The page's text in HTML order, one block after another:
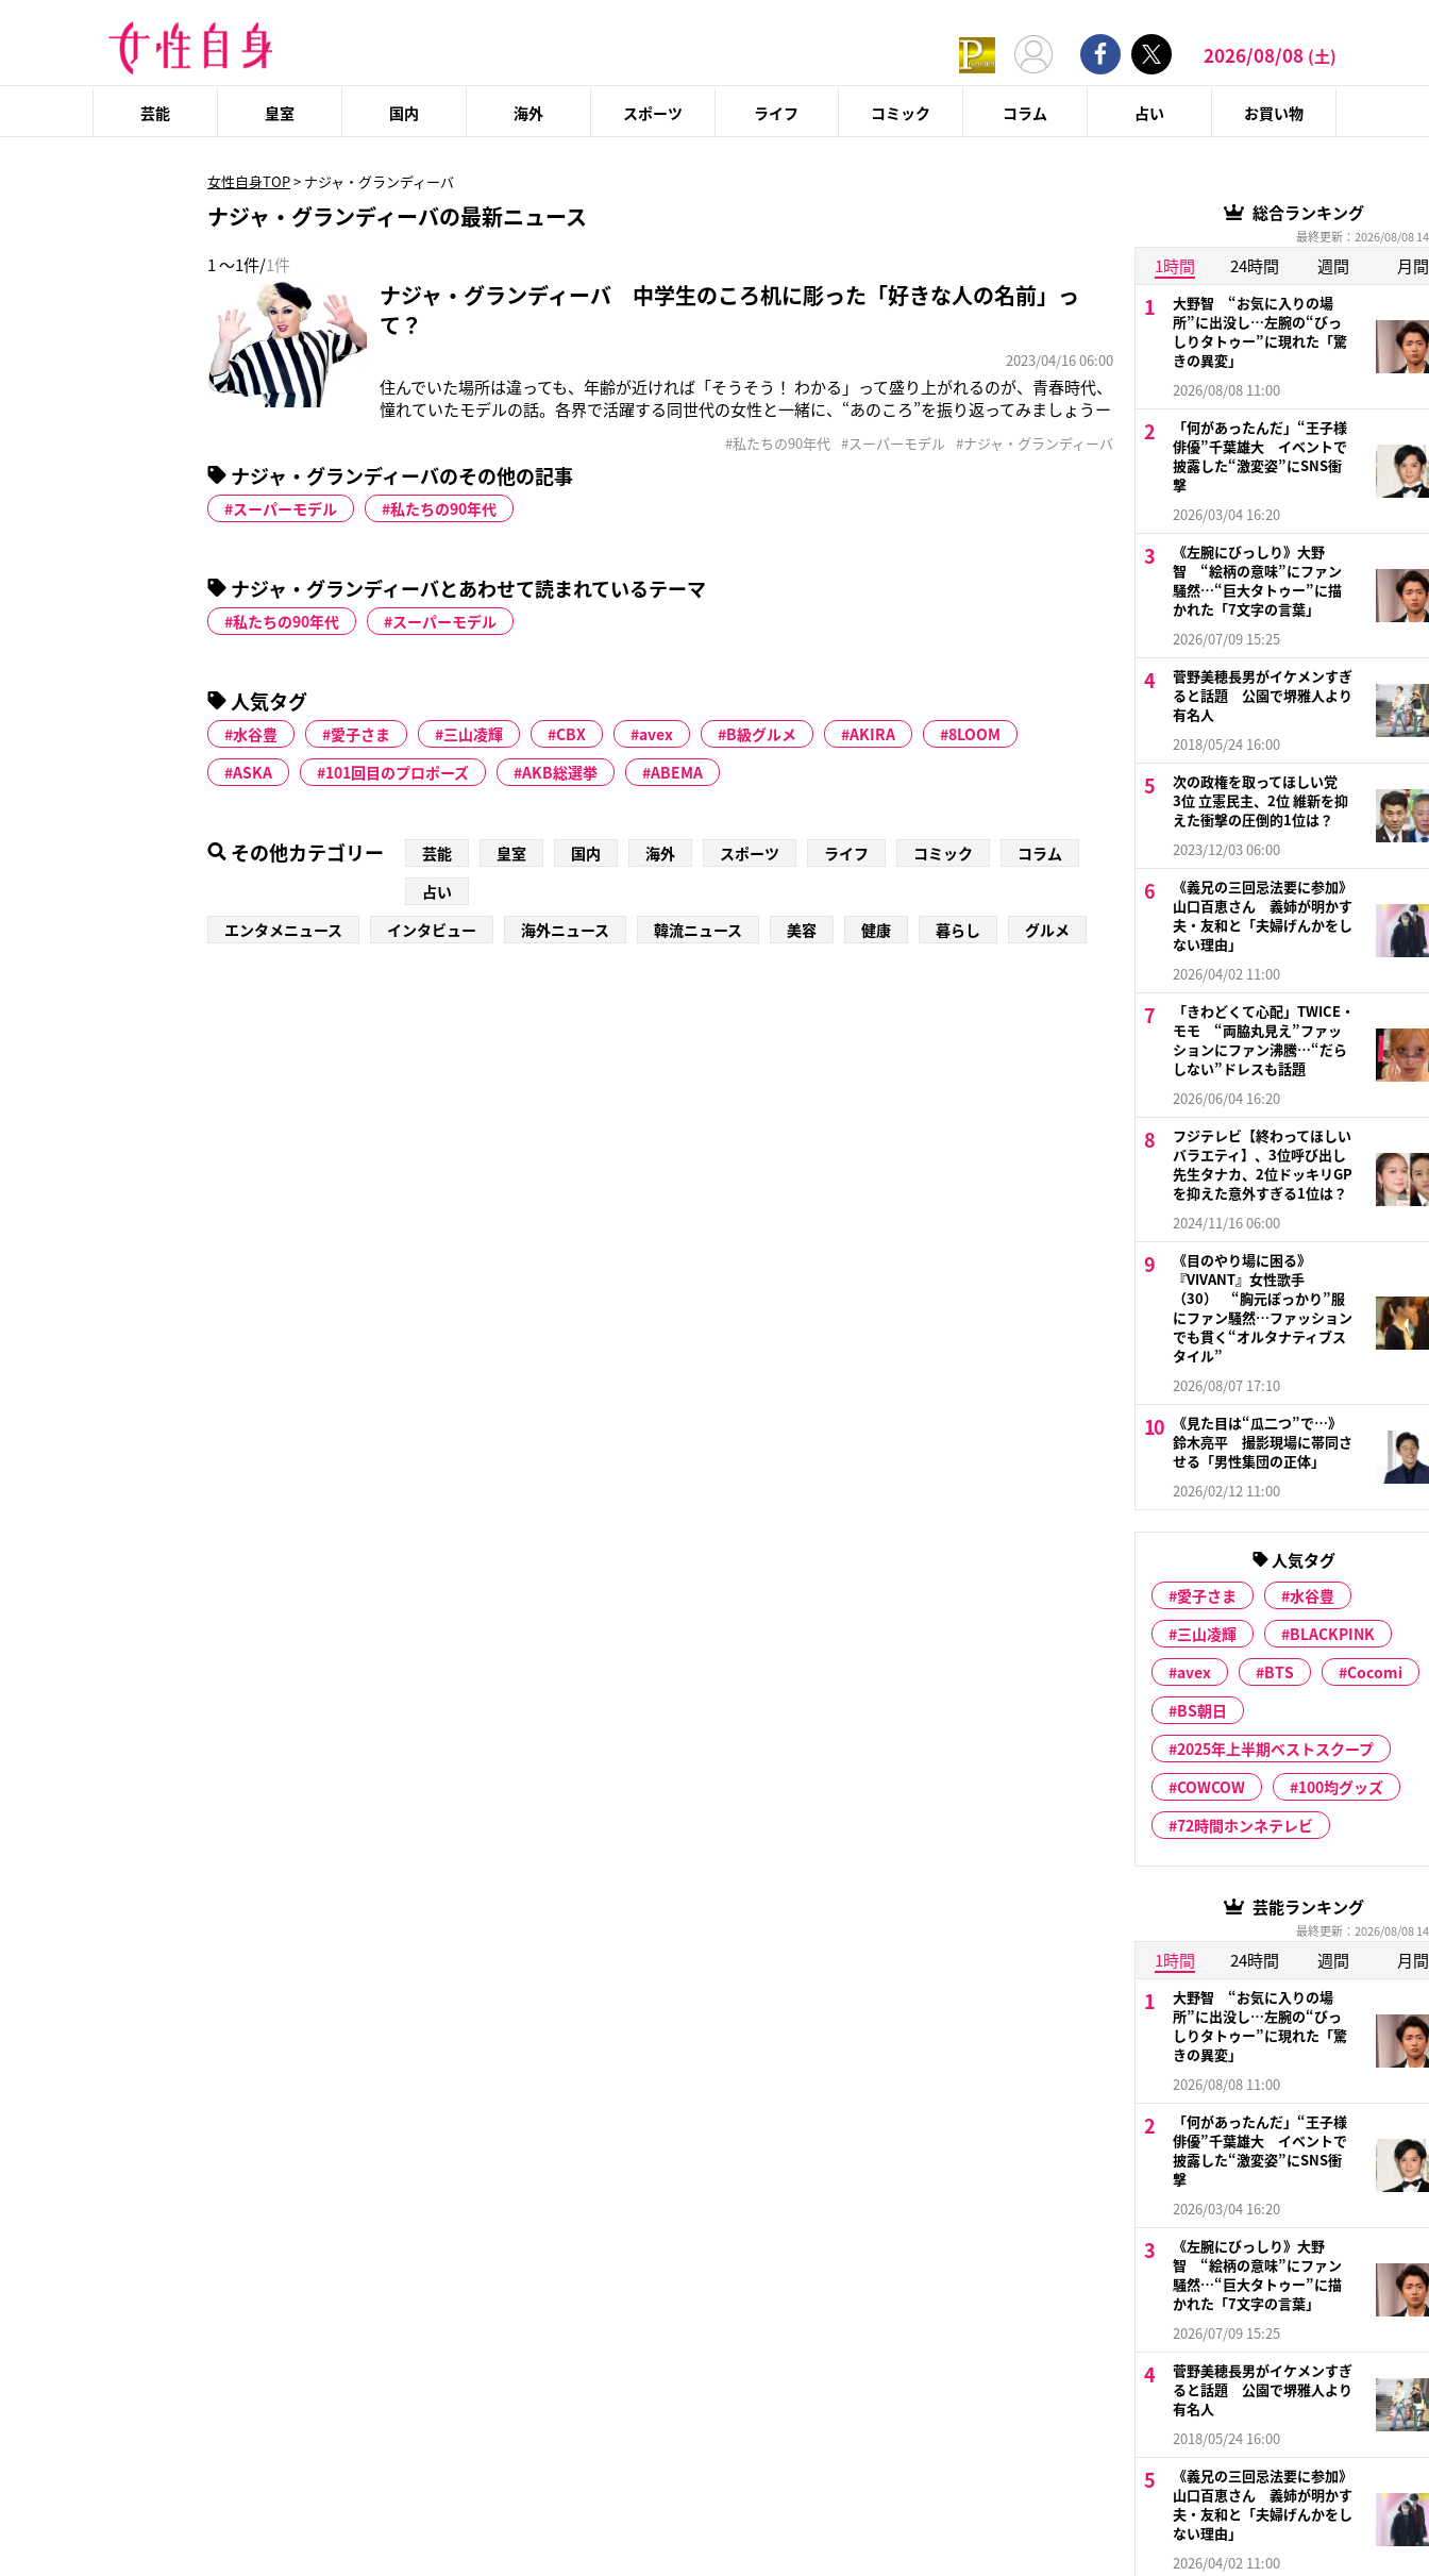
2026/08/08 (土)
芸能 皇室 国内 海外 スポーツ ライフ コミック コラム 占い お買い物
女性自身TOP> ナジャ・グランディーバ
ナジャ・グランディーバの最新ニュース
1 ～1件/1件
ナジャ・グランディーバ 中学生のころ机に彫った「好きな人の名前」っ
て？
2023/04/16 06:00
住んでいた場所は違っても、年齢が近ければ「そうそう！ わかる」って盛り上がれるのが、青春時代、
憧れていたモデルの話。各界で活躍する同世代の女性と一緒に、“あのころ”を振り返ってみましょうー
ます。実は、私の『ナジャ』という名前も、身長180センチで異次元の美しさと言われた、スーパーモ
デルのナジャ・アウアマン
#私たちの90年代 #スーパーモデル #ナジャ・グランディーバ
ナジャ・グランディーバのその他の記事
スーパーモデル 私たちの90年代
ナジャ・グランディーバとあわせて読まれているテーマ
私たちの90年代 スーパーモデル
人気タグ
水谷豊 愛子さま 三山凌輝 CBX avex B級グルメ AKIRA
8LOOM
ASKA
101回目のプロポーズ AKB総選挙 ABEMA
その他カテゴリー 芸能 皇室 国内 海外 スポーツ ライフ コミック
コラム
占い
エンタメニュース
インタビュー 海外ニュース 韓流ニュース 美容 健康 暮らし グルメ
総合ランキング
最終更新：2026/08/08
1時間 24時間 週間 月間
大野智 “お気に入りの場
所”に出没し…左腕の“びっ
しりタトゥー”に現れた「驚
きの異変」
2026/08/08 11:00
「何があったんだ」“王子様
俳優”千葉雄大 イベントで
披露した“激変姿”にSNS衝
撃
2026/03/04 16:20
《左腕にびっしり》大野
智 “絵柄の意味”にファン
騒然…“巨大タトゥー”に描
かれた「7文字の言葉」
2026/07/09 15:25
菅野美穂長男がイケメンすぎ
ると話題 公園で堺雅人より
有名人
2018/05/24 16:00
次の政権を取ってほしい党
3位 立憲民主、2位 維新を抑
えた衝撃の圧倒的1位は？
2023/12/03 06:00
《義兄の三回忌法要に参加》
山口百恵さん 義姉が明かす
夫・友和と「夫婦げんかをし
ない理由」
2026/04/02 11:00
「きわどくて心配」TWICE・
モモ “両脇丸見え”ファッ
ションにファン沸騰…“だら
しない”ドレスも話題
2026/06/04 16:20
フジテレビ【終わってほしい
バラエティ】、3位呼び出し
先生タナカ、2位ドッキリGP
を抑えた意外すぎる1位は？
2024/11/16 06:00
《目のやり場に困る》
『VIVANT』女性歌手
（30） “胸元ぽっかり”服
にファン騒然…ファッション
でも貫く“オルタナティブス
タイル”
2026/08/07 17:10
《見た目は“瓜二つ”で…》
鈴木亮平 撮影現場に帯同さ
せる「男性集団の正体」
2026/02/12 11:00
人気タグ
愛子さま
水谷豊
三山凌輝
BLACKPINK
avex
BTS
Cocomi
BS朝日
2025年上半期ベストスクープ
COWCOW
100均グッズ
72時間ホンネテレビ
芸能ランキング
最終更新：2026/08/08
1時間 24時間 週間 月間
大野智 “お気に入りの場
所”に出没し…左腕の“びっ
しりタトゥー”に現れた「驚
きの異変」
2026/08/08 11:00
「何があったんだ」“王子様
俳優”千葉雄大 イベントで
披露した“激変姿”にSNS衝
撃
2026/03/04 16:20
《左腕にびっしり》大野
智 “絵柄の意味”にファン
騒然…“巨大タトゥー”に描
かれた「7文字の言葉」
2026/07/09 15:25
菅野美穂長男がイケメンすぎ
ると話題 公園で堺雅人より
有名人
2018/05/24 16:00
《義兄の三回忌法要に参加》
山口百恵さん 義姉が明かす
夫・友和と「夫婦げんかをし
ない理由」
2026/04/02 11:00